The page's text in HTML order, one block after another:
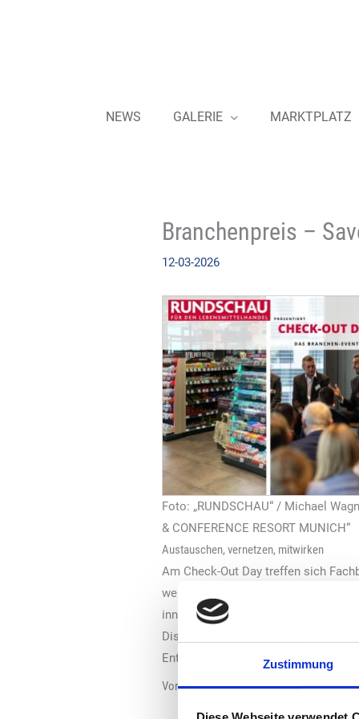
Zustimmung
NEWS GALERIE MARKTPLATZ
Branchenpreis –
12-03-2026
Foto: „RUNDSCHAU“ / Michael
& CONFERENCE RESORT MUNICH“
Austauschen, vernetzen, mitwirken
Am Check-Out Day treffen sich
werden aktuelle Trends,
innovative PoS-Konzepte und
Diskussionsrunden, an denen sie
Entscheidungsträgern sowie
Vorläufiges Tagesprogramm (Details